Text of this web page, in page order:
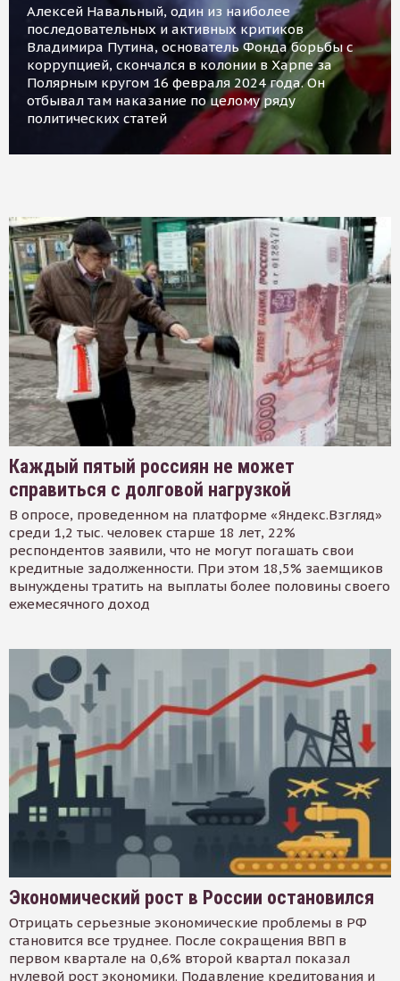
Алексей Навальный, один из наиболее
последовательных и активных критиков
Владимира Путина, основатель Фонда борьбы с
коррупцией, скончался в колонии в Харпе за
Полярным кругом 16 февраля 2024 года. Он
отбывал там наказание по целому ряду
политических статей
Каждый пятый россиян не может
справиться с долговой нагрузкой
В опросе, проведенном на платформе «Яндекс.Взгляд»
среди 1,2 тыс. человек старше 18 лет, 22%
респондентов заявили, что не могут погашать свои
кредитные задолженности. При этом 18,5% заемщиков
вынуждены тратить на выплаты более половины своего
ежемесячного доход
Экономический рост в России остановился
Отрицать серьезные экономические проблемы в РФ
становится все труднее. После сокращения ВВП в
первом квартале на 0,6% второй квартал показал
нулевой рост экономики. Подавление кредитования и